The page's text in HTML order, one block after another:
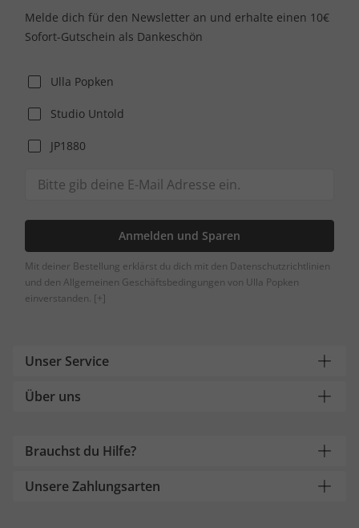
Melde dich für den Newsletter an und erhalte einen 10€
Sofort-Gutschein als Dankeschön
Ulla Popken
Studio Untold
JP1880
Anmelden und Sparen
Mit deiner Bestellung erklärst du dich mit den Datenschutzrichtlinien
und den Allgemeinen Geschäftsbedingungen von Ulla Popken
einverstanden. [+]
Unser Service
Über uns
Brauchst du Hilfe?
Unsere Zahlungsarten